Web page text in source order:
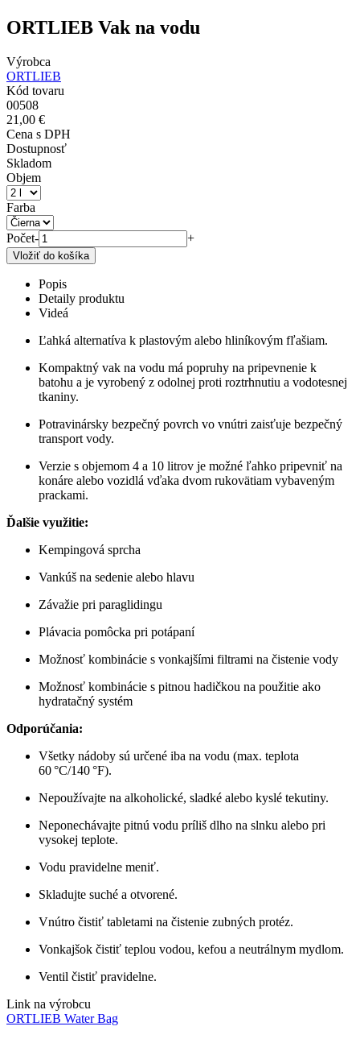
ORTLIEB Vak na vodu
Výrobca
ORTLIEB
Kód tovaru
00508
21,00 €
Cena s DPH
Dostupnosť
Skladom
Objem
Farba
Počet- +
Popis
Detaily produktu
Videá
Ľahká alternatíva k plastovým alebo hliníkovým fľašiam.
Kompaktný vak na vodu má popruhy na pripevnenie k
batohu a je vyrobený z odolnej proti roztrhnutiu a vodotesnej
tkaniny.
Potravinársky bezpečný povrch vo vnútri zaisťuje bezpečný
transport vody.
Verzie s objemom 4 a 10 litrov je možné ľahko pripevniť na
konáre alebo vozidlá vďaka dvom rukovätiam vybaveným
prackami.
Ďalšie využitie:
Kempingová sprcha
Vankúš na sedenie alebo hlavu
Závažie pri paraglidingu
Plávacia pomôcka pri potápaní
Možnosť kombinácie s vonkajšími filtrami na čistenie vody
Možnosť kombinácie s pitnou hadičkou na použitie ako
hydratačný systém
Odporúčania:
Všetky nádoby sú určené iba na vodu (max. teplota
60 °C/140 °F).
Nepoužívajte na alkoholické, sladké alebo kyslé tekutiny.
Neponechávajte pitnú vodu príliš dlho na slnku alebo pri
vysokej teplote.
Vodu pravidelne meniť.
Skladujte suché a otvorené.
Vnútro čistiť tabletami na čistenie zubných protéz.
Vonkajšok čistiť teplou vodou, kefou a neutrálnym mydlom.
Ventil čistiť pravidelne.
Link na výrobcu
ORTLIEB Water Bag